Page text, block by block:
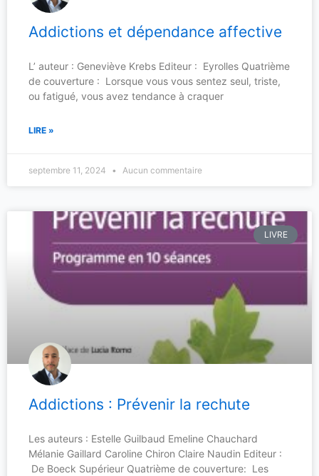
Addictions et dépendance affective
L’ auteur : Geneviève Krebs Editeur : Eyrolles Quatrième
de couverture : Lorsque vous vous sentez seul, triste,
ou fatigué, vous avez tendance à craquer
LIRE »
septembre 11, 2024 Aucun commentaire
LIVRE
Addictions : Prévenir la rechute
Les auteurs : Estelle Guilbaud Emeline Chauchard
Mélanie Gaillard Caroline Chiron Claire Naudin Editeur :
De Boeck Supérieur Quatrième de couverture: Les